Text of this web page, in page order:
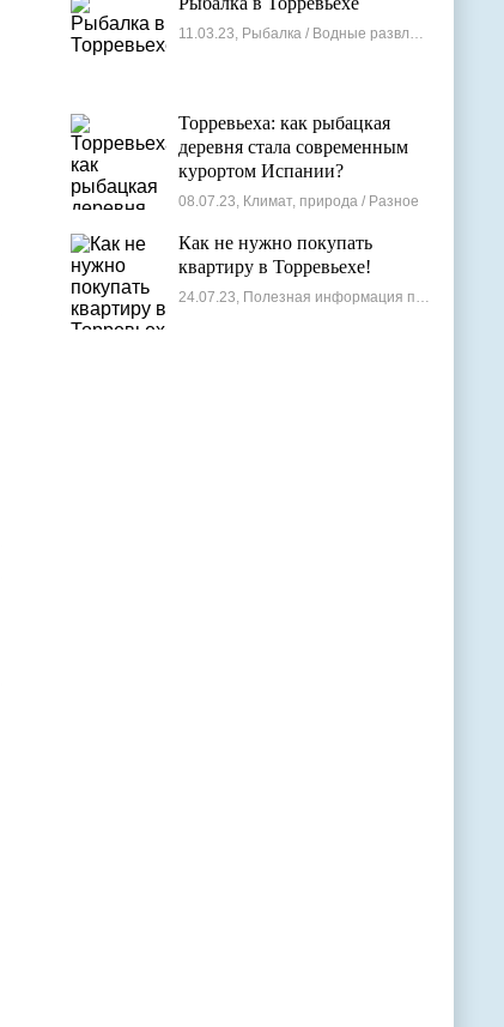
11.03.23, Рыбалка / Водные развлечения
Торревьеха: как рыбацкая
деревня стала современным
курортом Испании?
08.07.23, Климат, природа / Разное
Как не нужно покупать
квартиру в Торревьехе!
24.07.23, Полезная информация по недвижимости